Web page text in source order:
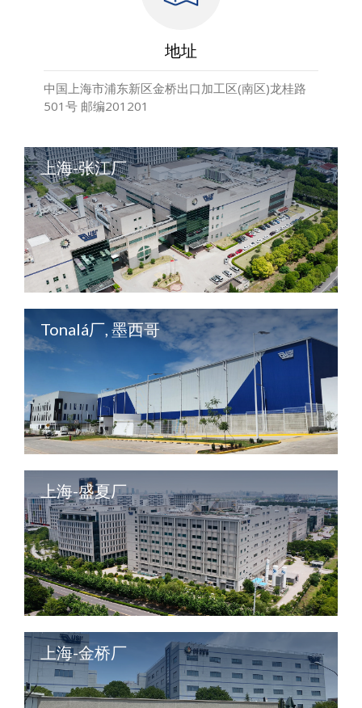
地址
中国上海市浦东新区金桥出口加工区(南区)龙桂路
501号 邮编201201
上海-张江厂
Tonalá厂, 墨西哥
上海-盛夏厂
上海-金桥厂